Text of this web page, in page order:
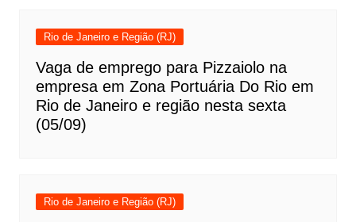
Rio de Janeiro e Região (RJ)
Vaga de emprego para Pizzaiolo na
empresa em Zona Portuária Do Rio em
Rio de Janeiro e região nesta sexta
(05/09)
Rio de Janeiro e Região (RJ)